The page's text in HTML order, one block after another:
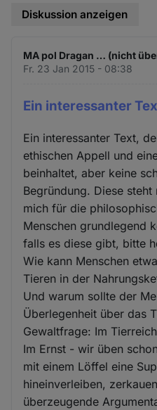
Diskussion anzeigen
MA pol Dragan … (nicht
Fr. 23 Jan 2015 - 08:38
Ein interessanter
Ein interessanter Text,
ethischen Appell und
beinhaltet, aber keine
Begründung. Diese
mich für die
Menschen grundlegend
falls es diese gibt, bitte
Wie kann Menschen
Tieren in der
Und warum sollte der
Überlegenheit über das
Gewaltfrage: Im
Im Ernst - wir üben
mit einem Löffel eine
hineinverleiben,
überzeugende